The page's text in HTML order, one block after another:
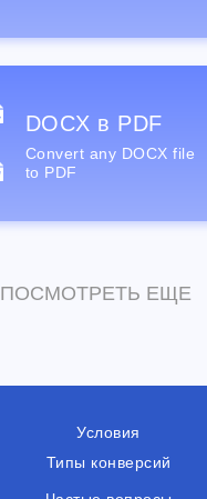
DOCX в PDF
Convert any DOCX file
to PDF
ПОСМОТРЕТЬ ЕЩЕ
Условия
Типы конверсий